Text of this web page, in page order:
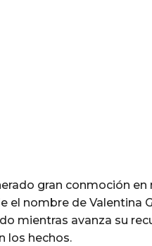
gran conmoción en
el nombre de Valentina
mientras avanza su
los hechos.